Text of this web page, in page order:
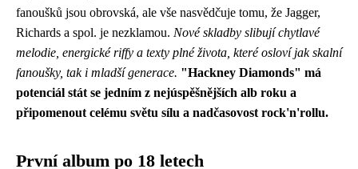
fanoušků jsou obrovská, ale vše nasvědčuje tomu, že Jagger,
Richards a spol. je nezklamou. Nové skladby slibují chytlavé
melodie, energické riffy a texty plné života, které osloví jak skalní
fanoušky, tak i mladší generace. "Hackney Diamonds" má
potenciál stát se jedním z nejúspěšnějších alb roku a
připomenout celému světu sílu a nadčasovost rock'n'rollu.
První album po 18 letech